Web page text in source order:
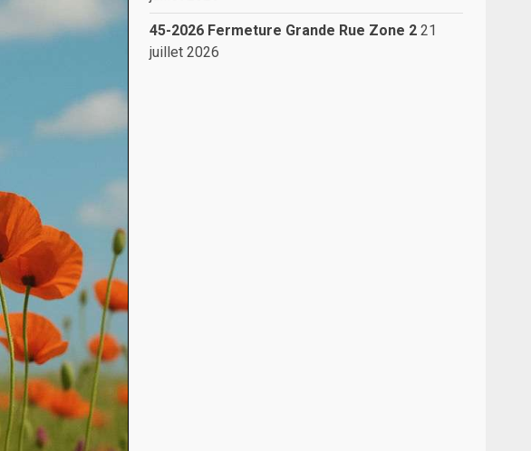
45-2026 Fermeture Grande Rue Zone 2 21
juillet 2026